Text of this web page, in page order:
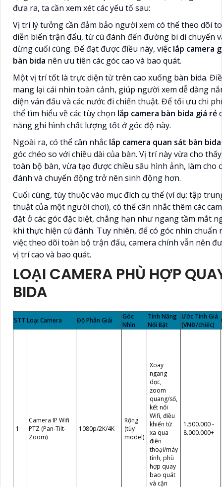
đưa ra, ta cần xem xét các yếu tố sau:
Vị trí lý tưởng cần đảm bảo người xem có thể theo dõi
diễn biến trận đấu, từ cú đánh đến đường bi di chuyển
dừng cuối cùng. Để đạt được điều này, việc lắp camera
bàn bida nên ưu tiên các góc cao và bao quát.
Một vị trí tốt là trực diện từ trên cao xuống bàn bida.
mang lại cái nhìn toàn cảnh, giúp người xem dễ dàng
diện ván đấu và các nước đi chiến thuật. Để tối ưu chi
thể tìm hiểu về các tùy chọn lắp camera bàn bida giá rẻ
năng ghi hình chất lượng tốt ở góc độ này.
Ngoài ra, có thể cân nhắc lắp camera quan sát bàn bida
góc chéo so với chiều dài của bàn. Vị trí này vừa cho
toàn bộ bàn, vừa tạo được chiều sâu hình ảnh, làm cho
đánh và chuyển động trở nên sinh động hơn.
Cuối cùng, tùy thuộc vào mục đích cụ thể (ví dụ: tập
thuật của một người chơi), có thể cân nhắc thêm các
đặt ở các góc đặc biệt, chẳng hạn như ngang tầm mắt
khi thực hiện cú đánh. Tuy nhiên, để có góc nhìn chuẩn
việc theo dõi toàn bộ trận đấu, camera chính vẫn nên
vị trí cao và bao quát.
LOẠI CAMERA PHÙ HỢP
BIDA
STT Loại Camera Độ Phân Giải
Góc
Nhìn
Tính Năng
Nổi Bật
Ước Tính Giá
(VNĐ/chiếc)
1
Camera IP Wifi
PTZ (Pan-Tilt-
Zoom)
1080p/2K/4K
Rộng
(tùy
model)
Xoay
ngang
dọc,
zoom
quang/số,
kết nối
Wifi, điều
khiển từ
xa qua
điện
thoại/máy
tính, phù
hợp quay
bao quát
và cận
1.500.000 -
8.000.000+